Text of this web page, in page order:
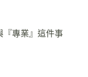
『專業』這件事